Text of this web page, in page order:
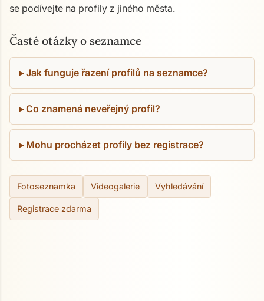
se podívejte na profily z jiného města.
Časté otázky o seznamce
Jak funguje řazení profilů na seznamce?
Co znamená neveřejný profil?
Mohu procházet profily bez registrace?
Fotoseznamka Videogalerie Vyhledávání
Registrace zdarma